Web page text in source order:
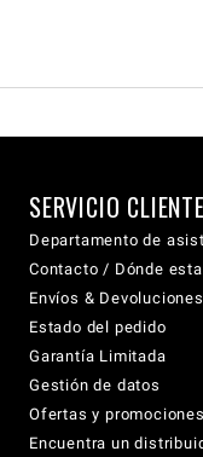
SERVICIO CLIENTE
Departamento de
Contacto / Dónde
Envíos & Devoluciones
Estado del pedido
Garantía Limitada
Gestión de datos
Ofertas y promociones
Encuentra un